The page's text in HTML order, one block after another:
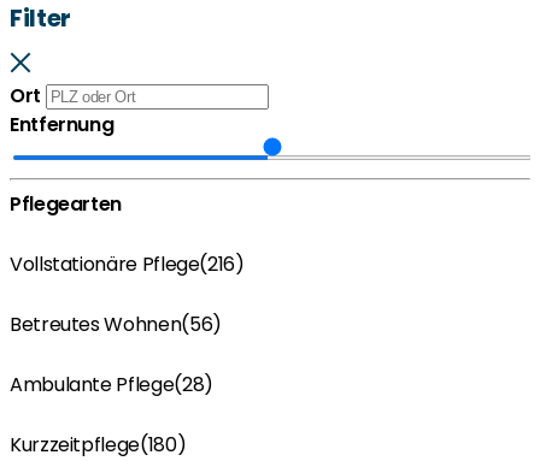
Filter
Ort
Entfernung
Pflegearten
Vollstationäre Pflege(216)
Betreutes Wohnen(56)
Ambulante Pflege(28)
Kurzzeitpflege(180)